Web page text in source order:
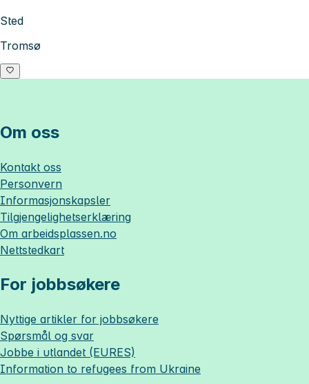
Sted
Tromsø
Om oss
Kontakt oss
Personvern
Informasjonskapsler
Tilgjengelighetserklæring
Om arbeidsplassen.no
Nettstedkart
For jobbsøkere
Nyttige artikler for jobbsøkere
Spørsmål og svar
Jobbe i utlandet (EURES)
Information to refugees from Ukraine